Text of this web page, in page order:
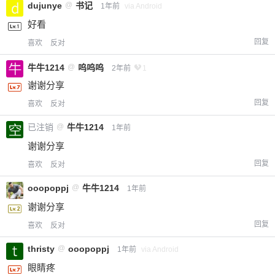
dujunye @ 书记 1年前 via Android
好看
喜欢 反对 回复
牛牛1214 @ 呜呜呜 2年前 1
谢谢分享
喜欢 反对 回复
已注销 @ 牛牛1214 1年前
谢谢分享
喜欢 反对 回复
ooopoppj @ 牛牛1214 1年前
谢谢分享
喜欢 反对 回复
thristy @ ooopoppj 1年前 via Android
眼睛疼